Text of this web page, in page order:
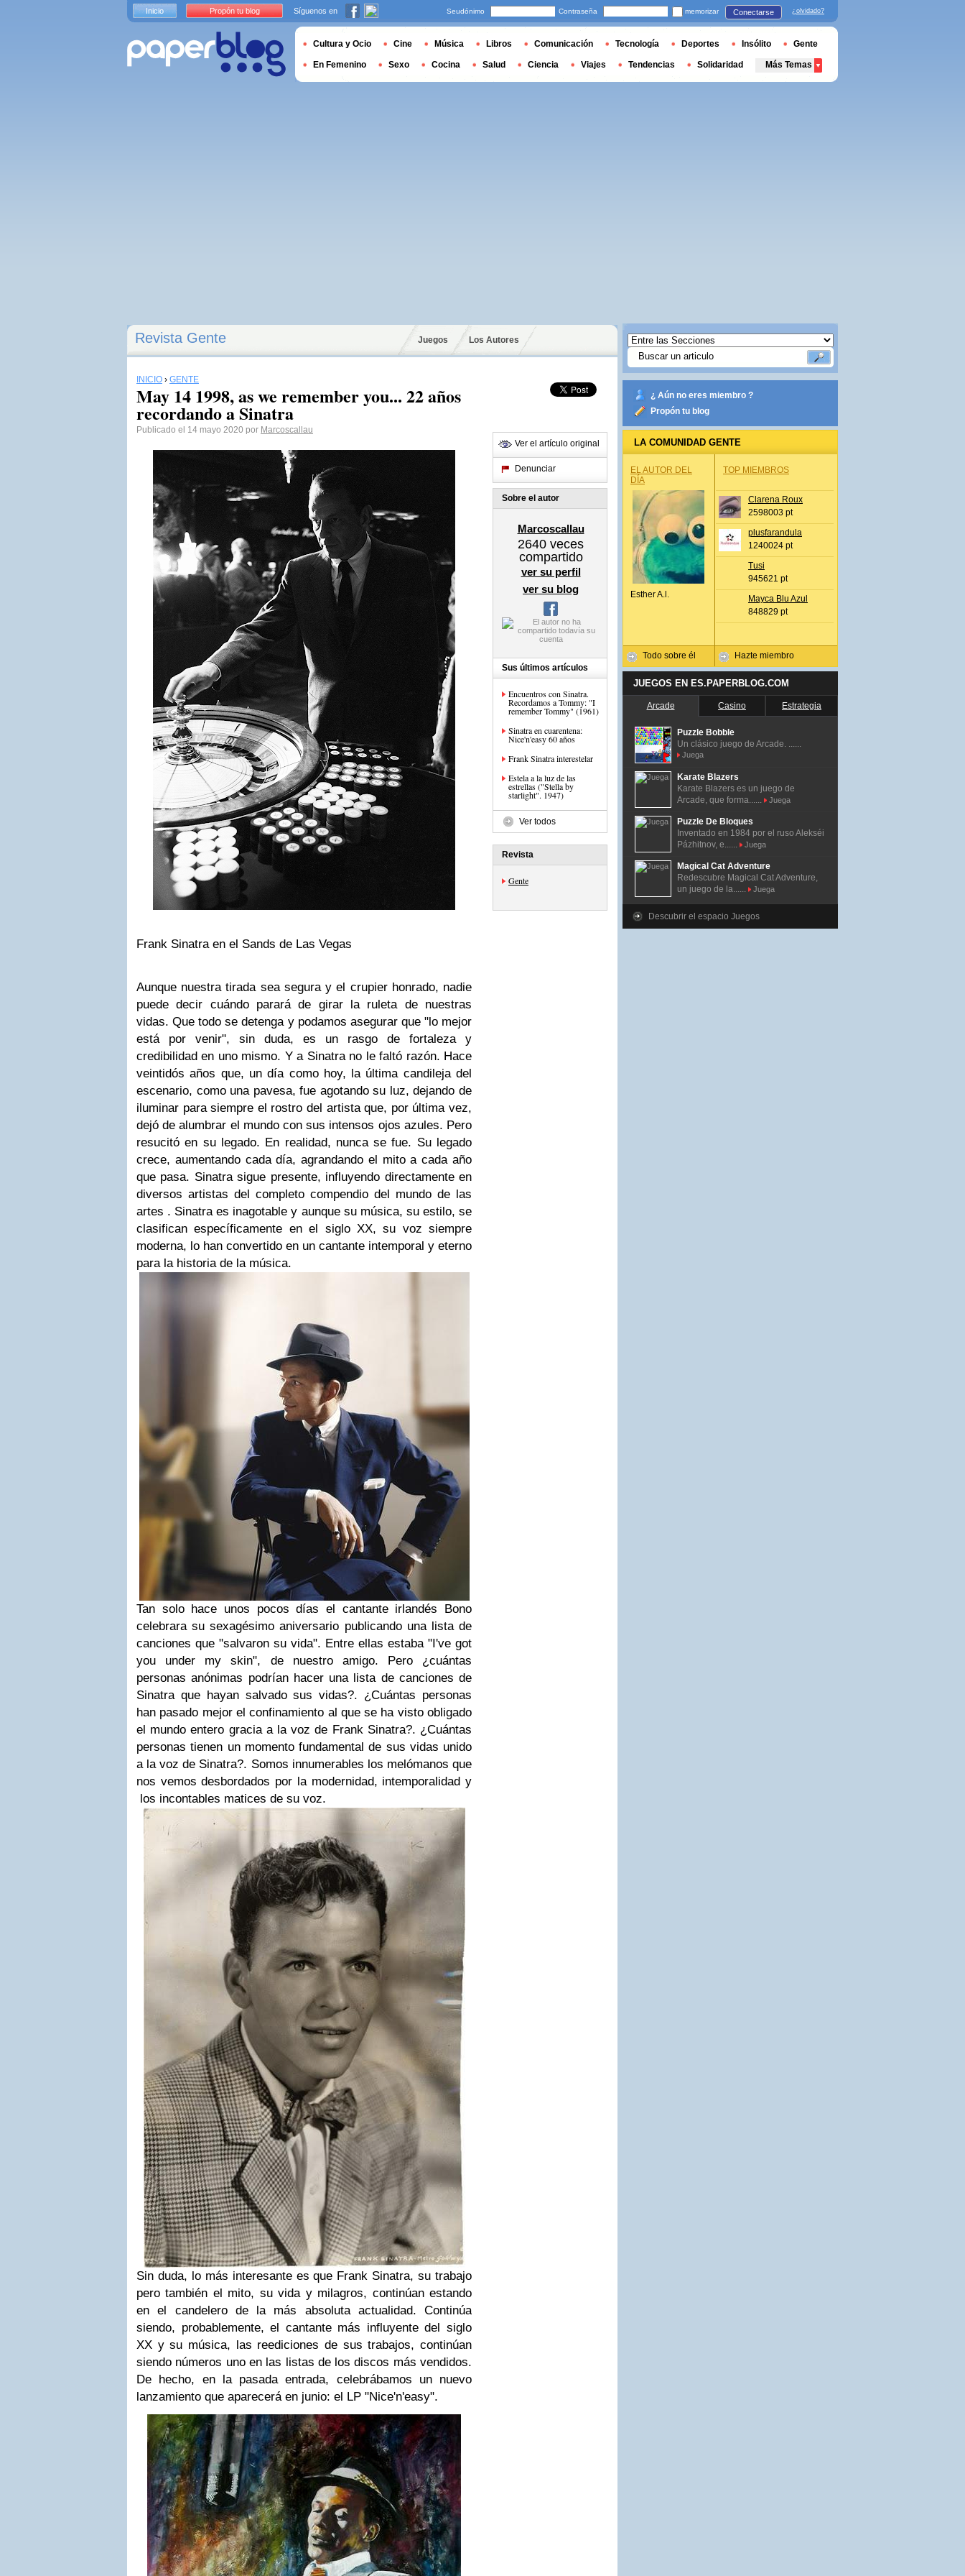
Revista Gente Juegos Los Autores
INICIO › GENTE
May 14 1998, as we remember you... 22 años
recordando a Sinatra
Publicado el 14 mayo 2020 por Marcoscallau
Frank Sinatra en el Sands de Las Vegas
Aunque nuestra tirada sea segura y el crupier honrado, nadie
puede decir cuándo parará de girar la ruleta de nuestras
vidas. Que todo se detenga y podamos asegurar que "lo mejor
está por venir", sin duda, es un rasgo de fortaleza y
credibilidad en uno mismo. Y a Sinatra no le faltó razón. Hace
veintidós años que, un día como hoy, la última candileja del
escenario, como una pavesa, fue agotando su luz, dejando de
iluminar para siempre el rostro del artista que, por última vez,
dejó de alumbrar el mundo con sus intensos ojos azules. Pero
resucitó en su legado. En realidad, nunca se fue. Su legado
crece, aumentando cada día, agrandando el mito a cada año
que pasa. Sinatra sigue presente, influyendo directamente en
diversos artistas del completo compendio del mundo de las
artes . Sinatra es inagotable y aunque su música, su estilo, se
clasifican específicamente en el siglo XX, su voz siempre
moderna, lo han convertido en un cantante intemporal y eterno
para la historia de la música.
Tan solo hace unos pocos días el cantante irlandés Bono
celebrara su sexagésimo aniversario publicando una lista de
canciones que "salvaron su vida". Entre ellas estaba "I've got
you under my skin", de nuestro amigo. Pero ¿cuántas
personas anónimas podrían hacer una lista de canciones de
Sinatra que hayan salvado sus vidas?. ¿Cuántas personas
han pasado mejor el confinamiento al que se ha visto obligado
el mundo entero gracia a la voz de Frank Sinatra?. ¿Cuántas
personas tienen un momento fundamental de sus vidas unido
a la voz de Sinatra?. Somos innumerables los melómanos que
nos vemos desbordados por la modernidad, intemporalidad y
los incontables matices de su voz.
Sin duda, lo más interesante es que Frank Sinatra, su trabajo
pero también el mito, su vida y milagros, continúan estando
en el candelero de la más absoluta actualidad. Continúa
siendo, probablemente, el cantante más influyente del siglo
XX y su música, las reediciones de sus trabajos, continúan
siendo números uno en las listas de los discos más vendidos.
De hecho, en la pasada entrada, celebrábamos un nuevo
lanzamiento que aparecerá en junio: el LP "Nice'n'easy".
Ver el artículo original
Denunciar
Sobre el autor
Marcoscallau
2640 veces
compartido
ver su perfil
ver su blog
Sus últimos artículos
Encuentros con Sinatra.
Recordamos a Tommy: "I
remember Tommy" (1961)
Sinatra en cuarentena:
Nice'n'easy 60 años
Frank Sinatra interestelar
Estela a la luz de las
estrellas ("Stella by
starlight". 1947)
Ver todos
Revista
Gente
¿ Aún no eres miembro ?
Propón tu blog
LA COMUNIDAD GENTE
EL AUTOR DEL
DÍA
Esther A.l.
Todo sobre él
TOP MIEMBROS
Clarena Roux
2598003 pt
plusfarandula
1240024 pt
Tusi
945621 pt
Mayca Blu Azul
848829 pt
Hazte miembro
JUEGOS EN ES.PAPERBLOG.COM
Arcade Casino Estrategia
Puzzle Bobble
Un clásico juego de Arcade. ......
Juega
Karate Blazers
Karate Blazers es un juego de
Arcade, que forma......
Juega
Puzzle De Bloques
Inventado en 1984 por el ruso Alekséi
Pázhitnov, e......
Juega
Magical Cat Adventure
Redescubre Magical Cat Adventure,
un juego de la......
Juega
Descubrir el espacio Juegos
Inicio Propón tu blog Síguenos en Seudónimo Contraseña memorizar Conectarse ¿olvidado?
Cultura y Ocio Cine Música Libros Comunicación Tecnología Deportes Insólito Gente
En Femenino Sexo Cocina Salud Ciencia Viajes Tendencias Solidaridad Más Temas